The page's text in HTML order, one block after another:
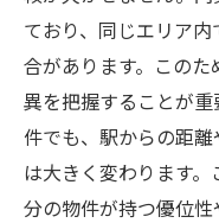
ており、同じエリア
合があります。この
異を把握することが
件でも、駅からの距
は大きく変わります
分の物件が持つ優位